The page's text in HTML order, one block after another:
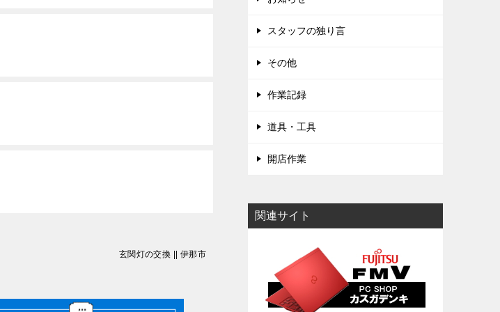
玄関灯の交換 || 伊那市
スタッフの独り言
その他
作業記録
道具・工具
開店作業
関連サイト